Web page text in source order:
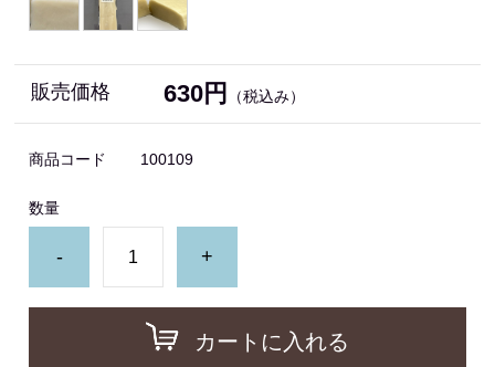
販売価格 630円 （税込み）
商品コード 100109
数量
- +
カートに入れる